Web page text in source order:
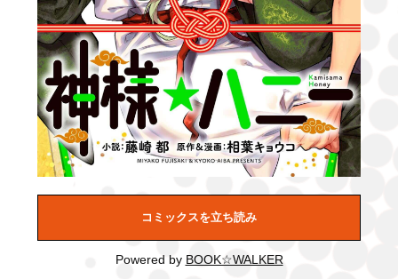
コミックスを立ち読み
Powered by BOOK☆WALKER